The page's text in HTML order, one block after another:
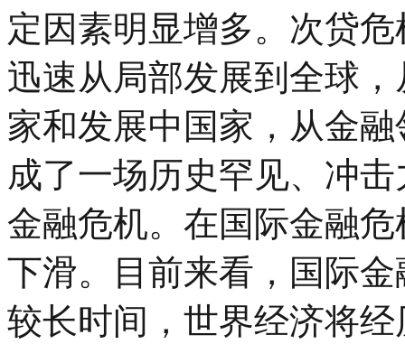
定因素明显增多。次贷
迅速从局部发展到全球
家和发展中国家，从金
成了一场历史罕见、冲
金融危机。在国际金融
下滑。目前来看，国际
较长时间，世界经济将